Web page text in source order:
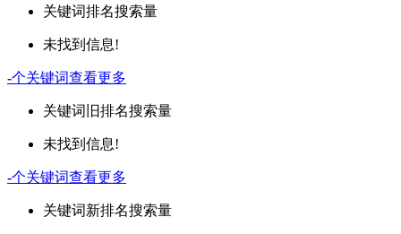
关键词排名搜索量
未找到信息!
-个关键词查看更多
关键词 旧排名搜索量
未找到信息!
-个关键词查看更多
关键词新排名搜索量